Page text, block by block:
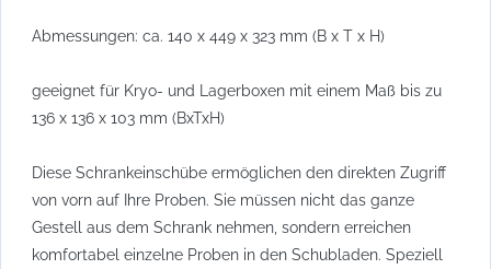
Abmessungen: ca. 140 x 449 x 323 mm (B x T x H)
geeignet für Kryo- und Lagerboxen mit einem Maß bis zu
136 x 136 x 103 mm (BxTxH)
Diese Schrankeinschübe ermöglichen den direkten Zugriff
von vorn auf Ihre Proben. Sie müssen nicht das ganze
Gestell aus dem Schrank nehmen, sondern erreichen
komfortabel einzelne Proben in den Schubladen. Speziell